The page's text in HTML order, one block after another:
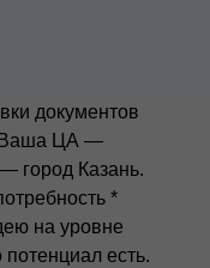
документов
Ваша ЦА —
город Казань.
*
на уровне
есть.